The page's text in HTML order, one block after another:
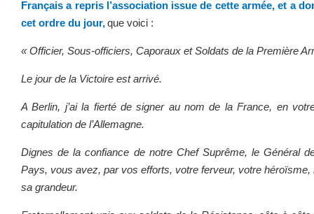
Français a repris l’association issue de cette armée, et a
cet ordre du jour,que voici :
« Officier, Sous-officiers, Caporaux et Soldats de la Première
Le jour de la Victoire est arrivé.
A Berlin, j’ai la fierté de signer au nom de la France, en
capitulation de l’Allemagne.
Dignes de la confiance de notre Chef Suprême, le Général
Pays, vous avez, par vos efforts, votre ferveur, votre héroïsme,
sa grandeur.